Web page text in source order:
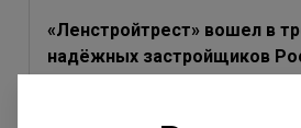
«Ленстройтрест» вошел в
надёжных застройщиков